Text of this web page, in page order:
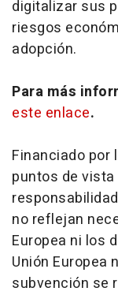
digitalizar sus
riesgos
adopción.
Para más
este enlace.
Financiado por
puntos de
no reflejan
Europea ni los
Unión Europea
subvención se